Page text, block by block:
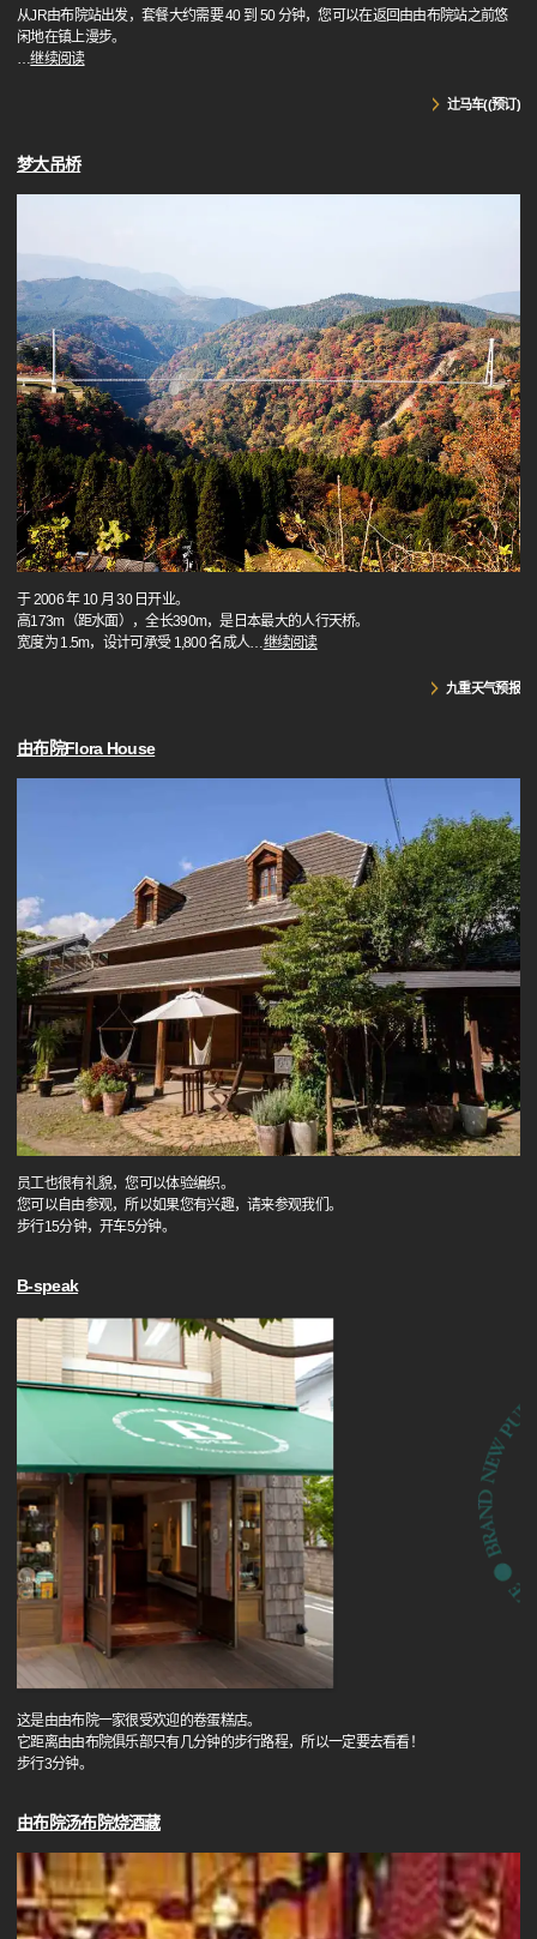
从JR由布院站出发，套餐大约需要 40 到 50 分钟，您可以在返回由由布院站之前悠
闲地在镇上漫步。
…继续阅读
辻马车((预订)
梦大吊桥
于 2006 年 10 月 30 日开业。
高173m（距水面），全长390m，是日本最大的人行天桥。
宽度为 1.5m，设计可承受 1,800 名成人…继续阅读
九重天气预报
由布院Flora House
员工也很有礼貌，您可以体验编织。
您可以自由参观，所以如果您有兴趣，请来参观我们。
步行15分钟，开车5分钟。
B-speak
这是由由布院一家很受欢迎的卷蛋糕店。
它距离由由布院俱乐部只有几分钟的步行路程，所以一定要去看看！
步行3分钟。
由布院汤布院烧酒藏